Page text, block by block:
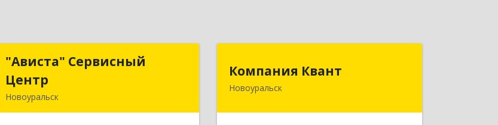
"Ависта" Сервисный
Центр
Новоуральск
"Ависта" Сервисный
Компания Квант
Новоуральск